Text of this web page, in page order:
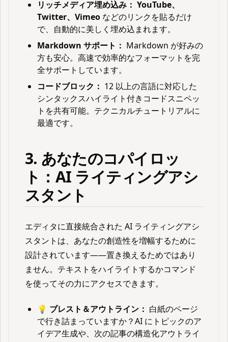
リッチメディア埋め込み： YouTube、
Twitter、Vimeo などのリンクを貼るだけ
で、自動的に美しく埋め込まれます。
Markdown サポート： Markdown が好みの
方も安心。高速で効率的なフォーマットを完
全サポートしています。
コードブロック： 12 以上の言語に対応した
シンタックスハイライト付きコードスニペッ
トを共有可能。テクニカルチュートリアルに
最適です。
3. あなたのコパイロッ
ト：AI ライティングアシ
スタント
エディタに直接統合された AI ライティングアシ
スタントは、あなたの創造性を増幅するために
設計されています——置き換えるためではあり
ません。テキストをハイライトするかコマンド
を使ってその力にアクセスできます。
💡 ブレスト＆アウトライン： 白紙のページ
で行き詰まっていますか？AI にトピックのア
イデア生成や、次の記事の構造化アウトライ